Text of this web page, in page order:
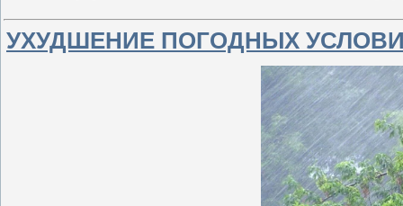
УХУДШЕНИЕ ПОГОДНЫХ